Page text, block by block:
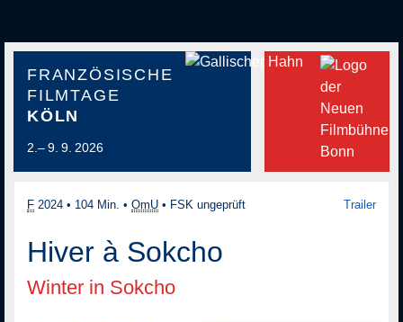
FRANZÖSISCHE
FILMTAGE
KÖLN
2.– 9. 9. 2026
F 2024 • 104 Min. • OmU • FSK ungeprüft Trailer
Hiver à Sokcho
Winter in Sokcho